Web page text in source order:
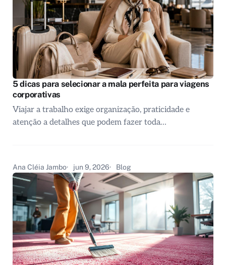
5 dicas para selecionar a mala perfeita para viagens
corporativas
Viajar a trabalho exige organização, praticidade e
atenção a detalhes que podem fazer toda…
Ana Cléia Jambo jun 9, 2026 Blog